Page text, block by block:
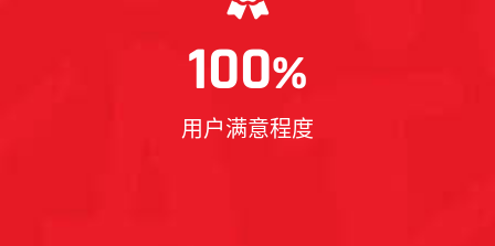
100%
用户满意程度